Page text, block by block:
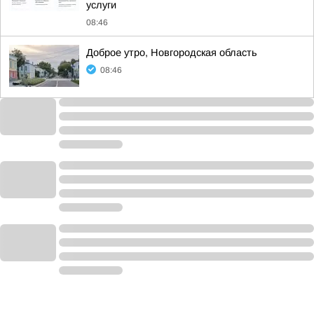
услуги
08:46
Доброе утро, Новгородская область
08:46